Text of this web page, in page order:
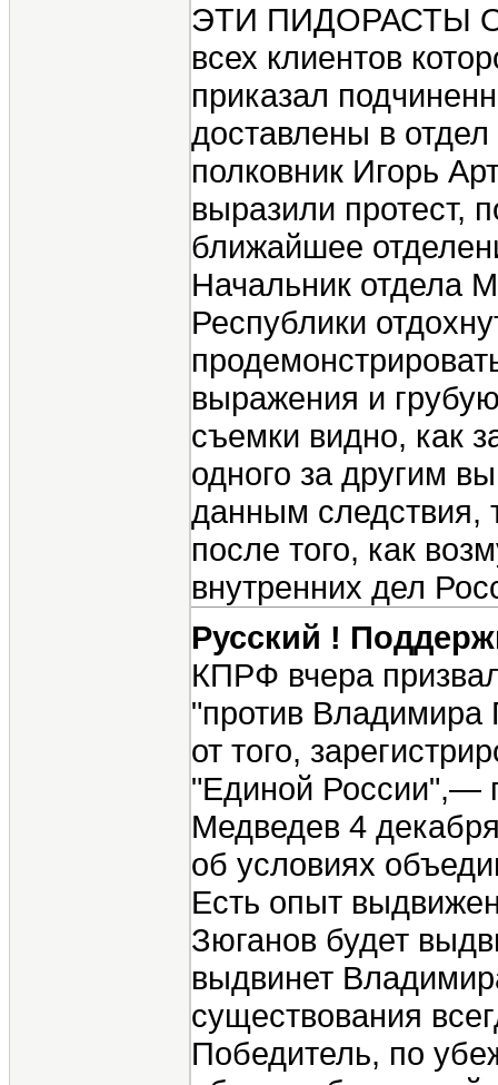
ЭТИ ПИДОРАСТЫ ОТ
всех клиентов
приказал
доставлены в
полковник Игорь
выразили протест,
ближайшее
Начальник отдела
Республики
выражения и
съемки видно, как
одного за другим
данным следствия,
после того, как
внутренних дел
Русский !
КПРФ вчера
"против Владимира
от того,
"Единой России",—
Медведев 4
об условиях
Есть опыт
Зюганов будет
выдвинет
существования
Победитель, по